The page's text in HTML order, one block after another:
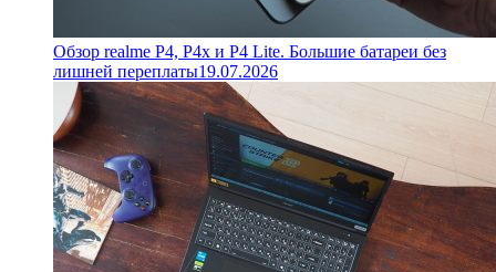
Обзор realme P4, P4x и P4 Lite. Большие батареи без
лишней переплаты19.07.2026